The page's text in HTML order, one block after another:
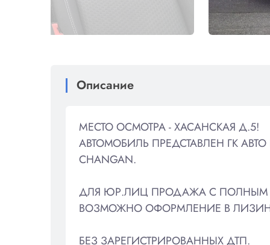
Описание
МЕСТО ОСМОТРА - ХАСАНСКАЯ Д.5!
АВТОМОБИЛЬ ПРЕДСТАВЛЕН ГК
CHANGAN.
ДЛЯ ЮР.ЛИЦ ПРОДАЖА С ПОЛНЫМ
ВОЗМОЖНО ОФОРМЛЕНИЕ В
БЕЗ ЗАРЕГИСТРИРОВАННЫХ ДТП.